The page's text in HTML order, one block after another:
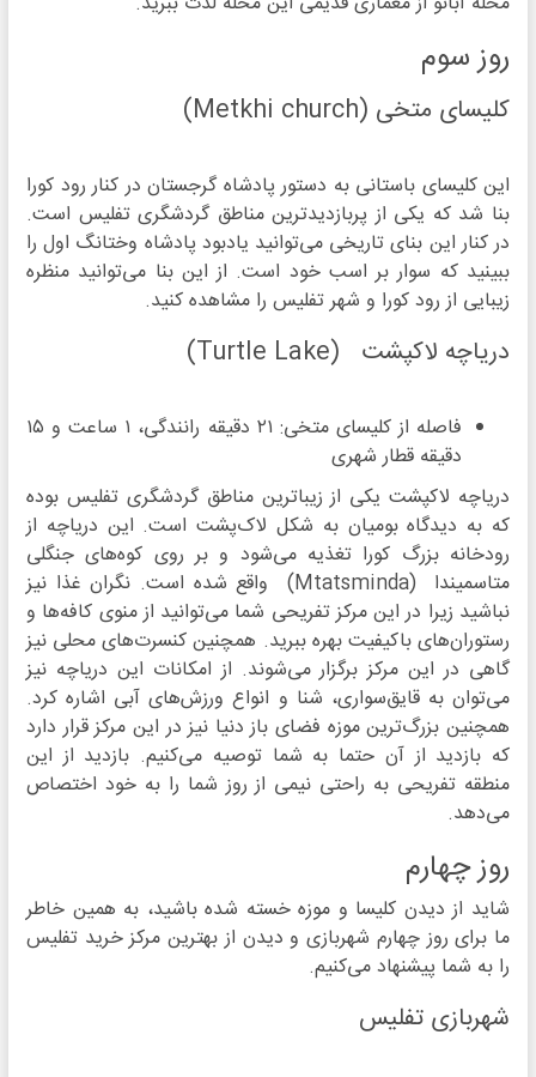
روز سوم
کلیسای متخی (Metkhi church)
این کلیسای باستانی به دستور پادشاه گرجستان در کنار رود کورا
بنا شد که یکی از پربازدید‌ترین مناطق گردشگری تفلیس است.
در کنار این بنای تاریخی می‌توانید یادبود پادشاه وختانگ اول را
ببینید که سوار بر اسب خود است. از این بنا می‌توانید منظره
زیبایی از رود کورا و شهر تفلیس را مشاهده کنید.
دریاچه لاکپشت (Turtle Lake)
فاصله از کلیسای متخی: ۲۱ دقیقه رانندگی، ۱ ساعت و ۱۵
دقیقه قطار شهری
دریاچه لاکپشت یکی از زیباترین مناطق گردشگری تفلیس بوده
که به دیدگاه بومیان به شکل لاک‌پشت است. این دریاچه از
رودخانه بزرگ کورا تغذیه می‌شود و بر روی کوه‌های جنگلی
متاسمیندا (Mtatsminda) واقع شده است. نگران غذا نیز
نباشید زیرا در این مرکز تفریحی شما می‌توانید از منوی کافه‌ها و
رستوران‌های باکیفیت بهره ببرید. همچنین کنسرت‌های محلی نیز
گاهی در این مرکز برگزار می‌شوند. از امکانات این دریاچه نیز
می‌توان به قایق‌سواری، شنا و انواع ورزش‌های آبی اشاره کرد.
همچنین بزرگ‌ترین موزه فضای باز دنیا نیز در این مرکز قرار دارد
که بازدید از آن حتما به شما توصیه می‌کنیم. بازدید از این
منطقه تفریحی به راحتی نیمی از روز شما را به خود اختصاص
می‌دهد.
روز چهارم
شاید از دیدن کلیسا و موزه خسته شده باشید، به همین خاطر
ما برای روز چهارم شهربازی و دیدن از بهترین مرکز خرید تفلیس
را به شما پیشنهاد می‌کنیم.
شهربازی تفلیس